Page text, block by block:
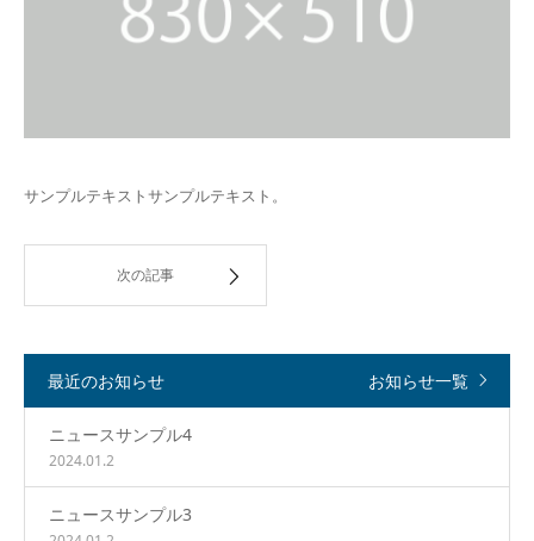
サンプルテキストサンプルテキスト。
次の記事
最近のお知らせ お知らせ一覧
ニュースサンプル4
2024.01.2
ニュースサンプル3